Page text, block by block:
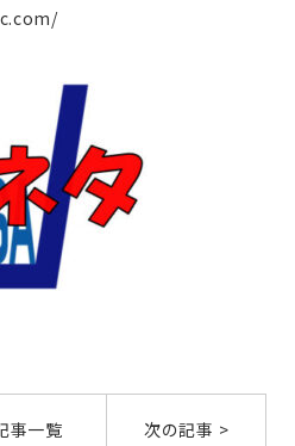
事一覧 次の記事 >